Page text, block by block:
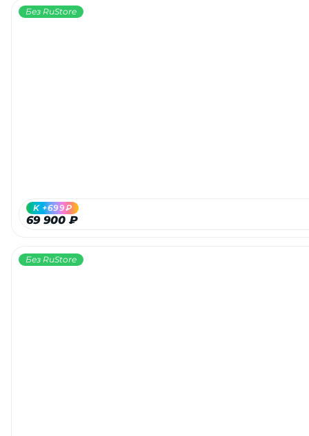
Без RuStore
69 900 ₽
K +699₽
Без RuStore